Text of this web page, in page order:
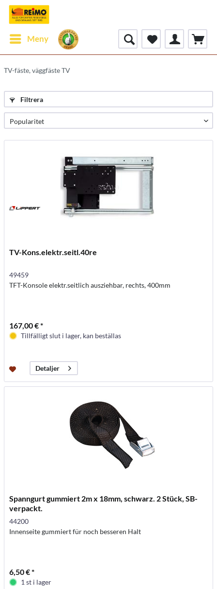
Meny
TV-fäste, väggfäste TV
Filtrera
TV-Kons.elektr.seitl.40re
49459
TFT-Konsole elektr.seitlich ausziehbar, rechts, 400mm
167,00 € *
Tillfälligt slut i lager, kan beställas
Detaljer
Spanngurt gummiert 2m x 18mm, schwarz. 2 Stück, SB-
verpackt.
44200
Innenseite gummiert für noch besseren Halt
6,50 € *
1 st i lager